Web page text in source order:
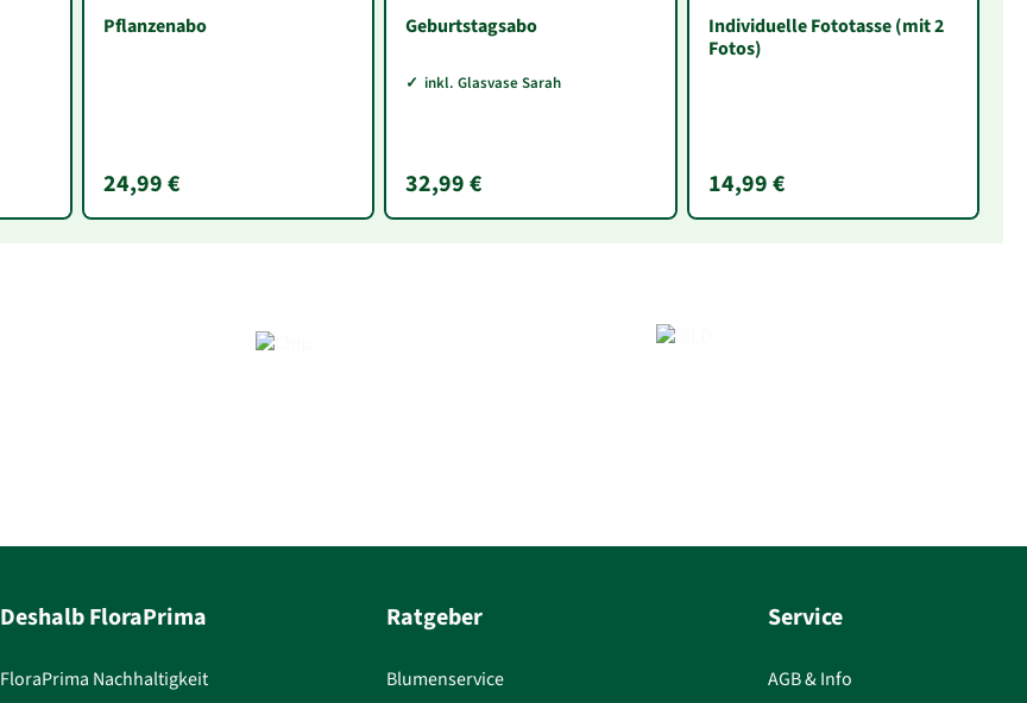
Pflanzenabo
24,99 €
Geburtstagsabo
inkl. Glasvase Sarah
32,99 €
Individuelle Fototasse (mit 2
Fotos)
14,99 €
Deshalb FloraPrima
FloraPrima Nachhaltigkeit
Ratgeber
Blumenservice
Service
AGB & Info